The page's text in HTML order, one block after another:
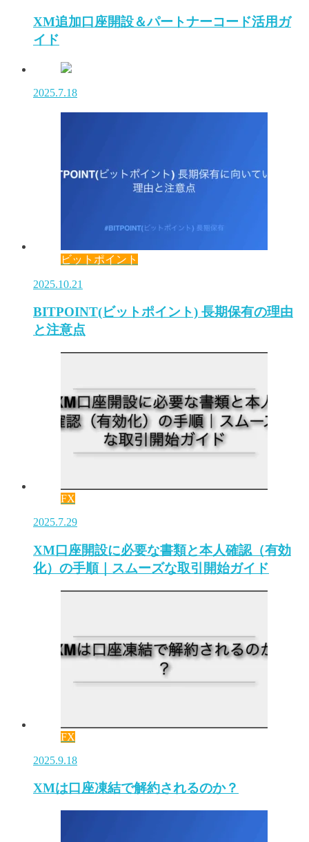
XM追加口座開設＆パートナーコード活用ガ
イド
2025.7.18
ビットポイント
2025.10.21
BITPOINT(ビットポイント) 長期保有の理由
と注意点
FX
2025.7.29
XM口座開設に必要な書類と本人確認（有効
化）の手順｜スムーズな取引開始ガイド
FX
2025.9.18
XMは口座凍結で解約されるのか？